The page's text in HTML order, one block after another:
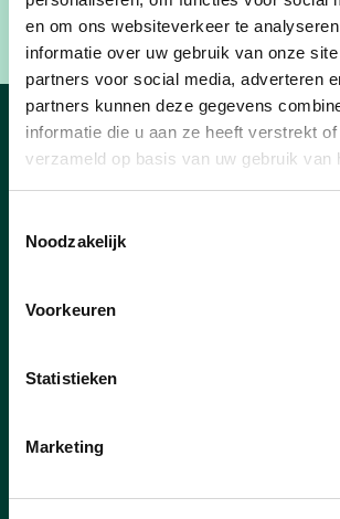
en om ons websiteverkeer te
informatie over uw gebruik van onze
partners voor social media, adverteren
partners kunnen deze gegevens
informatie die u aan ze heeft verstrekt
verzameld op basis van uw gebruik van
Noodzakelijk
Voorkeuren
Statistieken
Marketing
Nieuws